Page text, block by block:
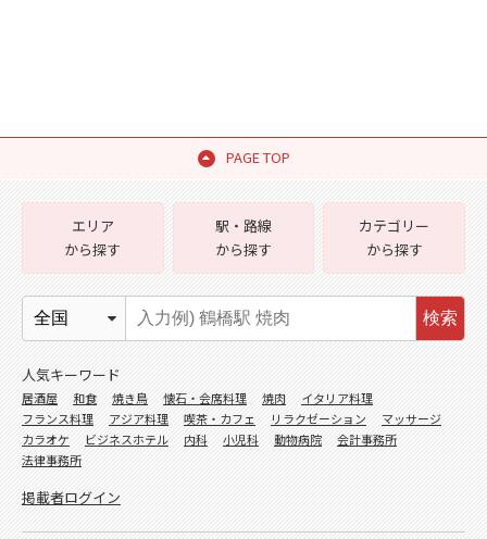
PAGE TOP
エリア
から探す
駅・路線
から探す
カテゴリー
から探す
検索
人気キーワード
居酒屋 和食 焼き鳥 懐石・会席料理 焼肉
イタリア料理
フランス料理
アジア料理 喫茶・カフェ リラクゼーション
マッサージ
カラオケ
ビジネスホテル 内科 小児科 動物病院
会計事務所
法律事務所
掲載者ログイン